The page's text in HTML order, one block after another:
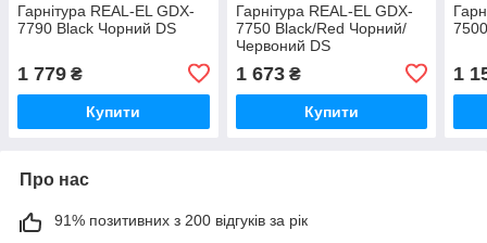
Гарнітура REAL-EL GDX-
7790 Black Чорний DS
1 779 ₴
Купити
Гарнітура REAL-EL GDX-
7750 Black/Red Чорний/
Червоний DS
1 673₴
Купити
1
Про нас
91% позитивних з 200 відгуків за рік